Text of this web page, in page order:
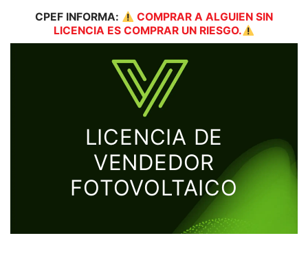
CPEF INFORMA:
COMPRAR A ALGUIEN SIN
LICENCIA ES COMPRAR UN RIESGO.
LICENCIA DE
VENDEDOR
FOTOVOLTAICO